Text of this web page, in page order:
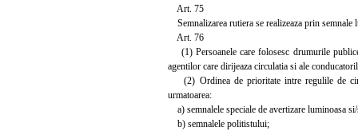
Art. 75
Semnalizarea rutiera se realizeaza prin
Art. 76
(1) Persoanele care folosesc drumurile
agentilor care dirijeaza circulatia si ale
(2) Ordinea de prioritate intre regulile de
urmatoarea:
a) semnalele speciale de avertizare luminoasa
b) semnalele politistului;